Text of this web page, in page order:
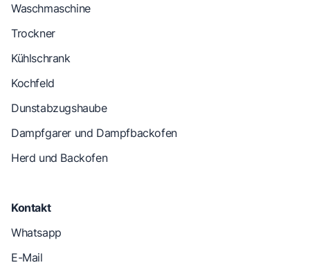
Waschmaschine
Trockner
Kühlschrank
Kochfeld
Dunstabzugshaube
Dampfgarer und Dampfbackofen
Herd und Backofen
Kontakt
Whatsapp
E-Mail